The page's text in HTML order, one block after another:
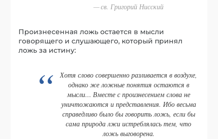
св. Григорий Нисский
Произнесенная ложь остается в мысли
говорящего и слушающего, который принял
ложь за истину:
Хотя слово совершенно разливается в воздухе,
однако же ложные понятия остаются в
мысли… Вместе с произнесением слова не
уничтожаются и представления. Ибо весьма
справедливо было бы говорить ложь, если бы
сама природа лжи истреблялась тем, что
ложь выговорена.